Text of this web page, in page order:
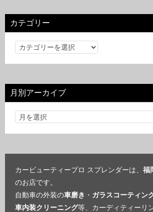
カテゴリー
カ
リ
ー
月別アーカイブ
カービューティープロ スプレンダーは、 福
のお店です。
自動車の外装の車磨き ・ ガラスコーティン
車内装クリーニング等、カーディティーリ